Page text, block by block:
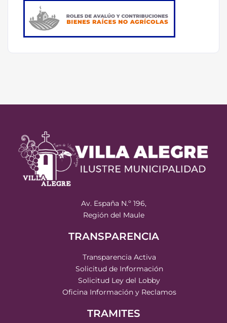
Av. España N.º 196,
Región del Maule
TRANSPARENCIA
Transparencia Activa
Solicitud de Información
Solicitud Ley del Lobby
Oficina Información y Reclamos
TRAMITES